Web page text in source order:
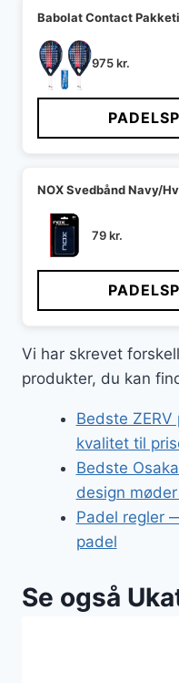
Babolat Contact
975kr.
NOX Svedbånd Navy/
79kr.
Vi har skrevet
produkter, du kan
Bedste
kvalitet til
Bedste
design
Padel regler
padel
Se også